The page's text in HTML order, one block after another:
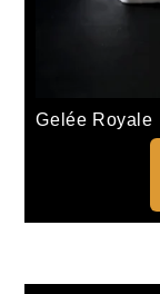
Gelée Royale